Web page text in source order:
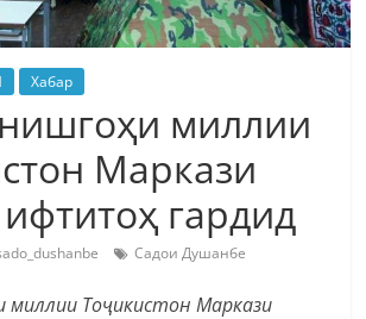
Хабар
миллии
Маркази
гардид
Садои Душанбе
миллии Тоҷикистон Маркази